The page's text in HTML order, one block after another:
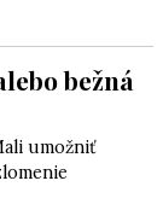
bežná
umožniť